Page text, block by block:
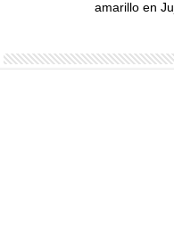
amarillo en